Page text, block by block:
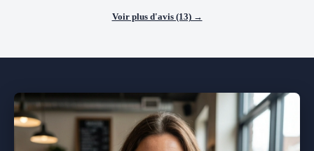
Voir plus d'avis (13) →